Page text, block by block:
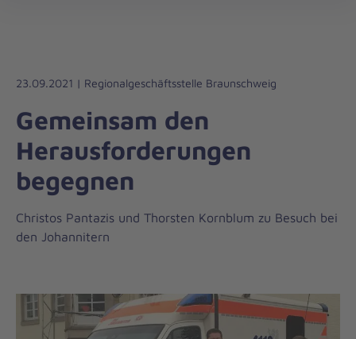
23.09.2021 | Regionalgeschäftsstelle Braunschweig
Gemeinsam den
Herausforderungen
begegnen
Christos Pantazis und Thorsten Kornblum zu Besuch bei
den Johannitern